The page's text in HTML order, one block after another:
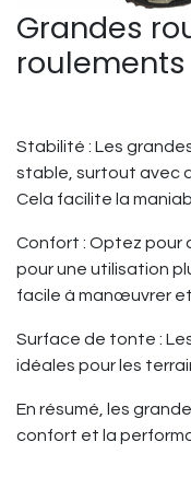
Grandes
roulements
Stabilité : Les
stable, surtout avec
Cela facilite la
Confort : Optez pour
pour une utilisation
facile à manœuvrer
Surface de tonte :
idéales pour les
En résumé, les
confort et la